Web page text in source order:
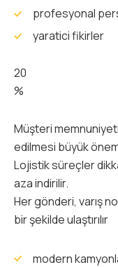
profesyonal
yaratici fikirler
20
%
Müşteri
edilmesi büyük
Lojistik süreçler
aza indirilir.
Her gönderi, varış
bir şekilde ulaştırılır
modern